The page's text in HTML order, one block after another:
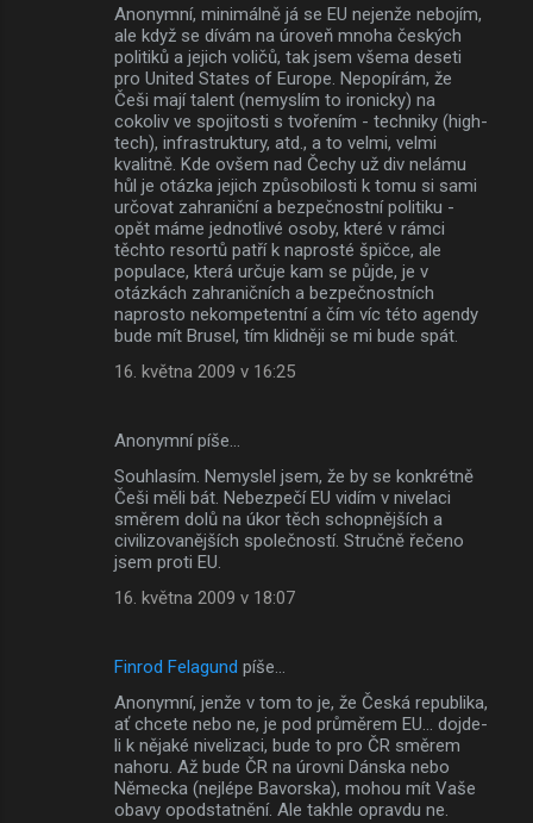
Anonymní, minimálně já se EU nejenže nebojím,
ale když se dívám na úroveň mnoha českých
politiků a jejich voličů, tak jsem všema deseti
pro United States of Europe. Nepopírám, že
Češi mají talent (nemyslím to ironicky) na
cokoliv ve spojitosti s tvořením - techniky (high-
tech), infrastruktury, atd., a to velmi, velmi
kvalitně. Kde ovšem nad Čechy už div nelámu
hůl je otázka jejich způsobilosti k tomu si sami
určovat zahraniční a bezpečnostní politiku -
opět máme jednotlivé osoby, které v rámci
těchto resortů patří k naprosté špičce, ale
populace, která určuje kam se půjde, je v
otázkách zahraničních a bezpečnostních
naprosto nekompetentní a čím víc této agendy
bude mít Brusel, tím klidněji se mi bude spát.
16. května 2009 v 16:25
Anonymní píše…
Souhlasím. Nemyslel jsem, že by se konkrétně
Češi měli bát. Nebezpečí EU vidím v nivelaci
směrem dolů na úkor těch schopnějších a
civilizovanějších společností. Stručně řečeno
jsem proti EU.
16. května 2009 v 18:07
Finrod Felagund píše…
Anonymní, jenže v tom to je, že Česká republika,
ať chcete nebo ne, je pod průměrem EU... dojde-
li k nějaké nivelizaci, bude to pro ČR směrem
nahoru. Až bude ČR na úrovni Dánska nebo
Německa (nejlépe Bavorska), mohou mít Vaše
obavy opodstatnění. Ale takhle opravdu ne.